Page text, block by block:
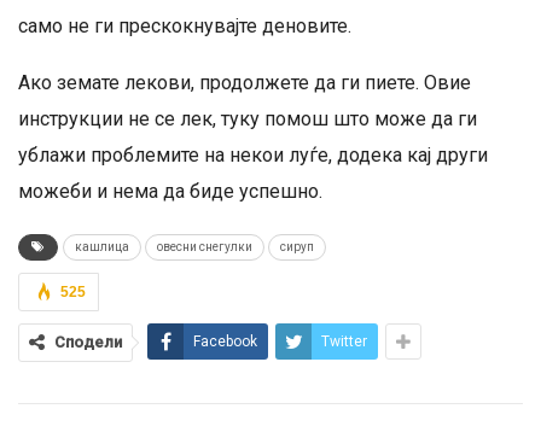
само не ги прескокнувајте деновите.
Ако земате лекови, продолжете да ги пиете. Овие
инструкции не се лек, туку помош што може да ги
ублажи проблемите на некои луѓе, додека кај други
можеби и нема да биде успешно.
кашлица овесни снегулки сируп
525
Сподели Facebook Twitter